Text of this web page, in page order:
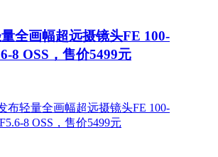
全画幅超远摄镜头FE 100-
8 OSS，售价5499元